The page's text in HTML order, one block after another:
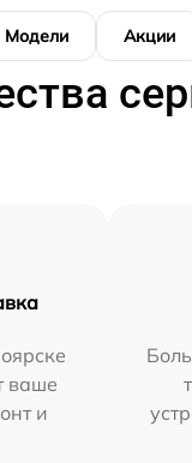
Модели Акции
ваше
и